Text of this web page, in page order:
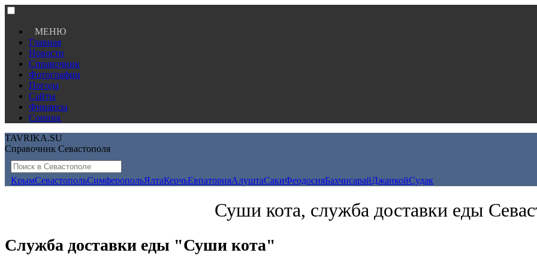
МЕНЮ
Главная
Новости
Справочник
Фотографии
Погода
Сайты
Финансы
Сонник
TAVRIKA.SU
Справочник Севастополя
КрымСевастопольСимферопольЯлтаКерчьЕвпаторияАлуштаСакиФеодосияБахчисарайДжанкойСудак
Суши кота, служба доставки еды
Служба доставки еды "Суши кота"